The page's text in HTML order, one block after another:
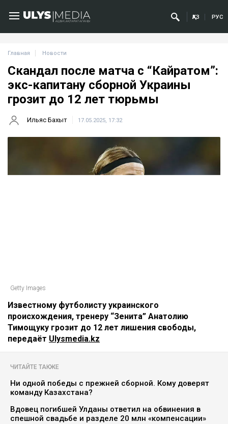
ҚАЗ РУС
Главная Новости
Скандал после матча с “Кайратом”:
экс-капитану сборной Украины
грозит до 12 лет тюрьмы
Ильяс Бахыт 17.05.2025, 17:32
Getty Images
Известному футболисту украинского
происхождения, тренеру “Зенита” Анатолию
Тимощуку грозит до 12 лет лишения свободы,
передаёт Ulysmedia.kz
ЧИТАЙТЕ ТАКЖЕ
Ни одной победы с прежней сборной. Кому доверят
команду Казахстана?
Вдовец погибшей Улданы ответил на обвинения в
спешной свадьбе и разделе 20 млн «компенсации»